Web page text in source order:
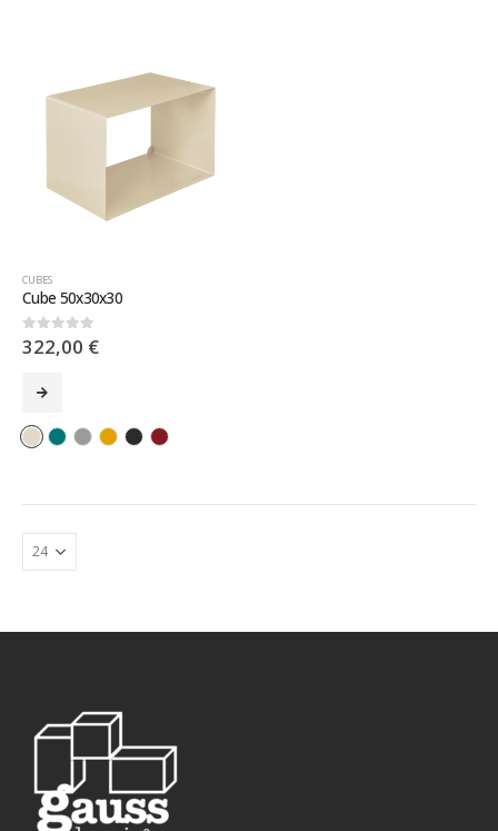
CUBES
Cube 50x30x30
0sur 5
322,00 €